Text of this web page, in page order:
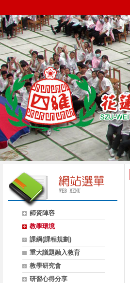
師資陣容
教學環境
課綱(課程規劃)
重大議題融入教育
教學研究會
研習心得分享